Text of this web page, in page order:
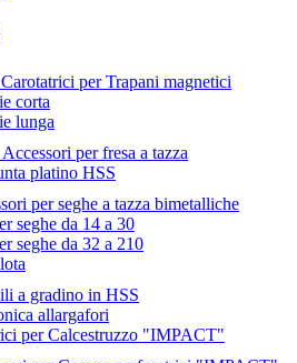
per Trapani magnetici
corta
lunga
Accessori per fresa a tazza
platino HSS
per seghe a tazza bimetalliche
seghe da 14 a 30
seghe da 32 a 210
a gradino in HSS
allargafori
per Calcestruzzo "IMPACT"